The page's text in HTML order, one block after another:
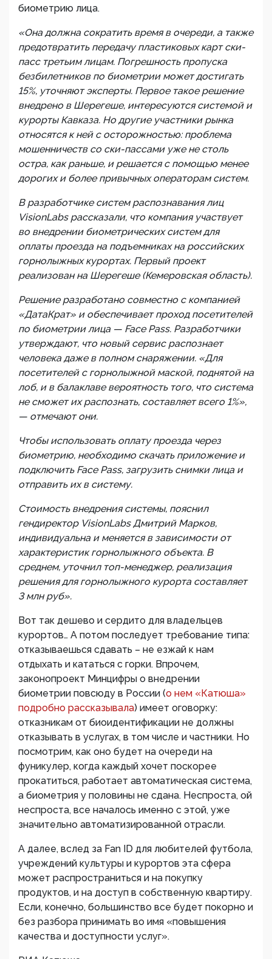
биометрию лица.
«Она должна сократить время в очереди, а также
предотвратить передачу пластиковых карт ски-
пасс третьим лицам. Погрешность пропуска
безбилетников по биометрии может достигать
15%, уточняют эксперты. Первое такое решение
внедрено в Шерегеше, интересуются системой и
курорты Кавказа. Но другие участники рынка
относятся к ней с осторожностью: проблема
мошенничеств со ски-пассами уже не столь
остра, как раньше, и решается с помощью менее
дорогих и более привычных операторам систем.
В разработчике систем распознавания лиц
VisionLabs рассказали, что компания участвует
во внедрении биометрических систем для
оплаты проезда на подъемниках на российских
горнолыжных курортах. Первый проект
реализован на Шерегеше (Кемеровская область).
Решение разработано совместно с компанией
«ДатаКрат» и обеспечивает проход посетителей
по биометрии лица — Face Pass. Разработчики
утверждают, что новый сервис распознает
человека даже в полном снаряжении. «Для
посетителей с горнолыжной маской, поднятой на
лоб, и в балаклаве вероятность того, что система
не сможет их распознать, составляет всего 1%»,
— отмечают они.
Чтобы использовать оплату проезда через
биометрию, необходимо скачать приложение и
подключить Face Pass, загрузить снимки лица и
отправить их в систему.
Стоимость внедрения системы, пояснил
гендиректор VisionLabs Дмитрий Марков,
индивидуальна и меняется в зависимости от
характеристик горнолыжного объекта. В
среднем, уточнил топ-менеджер, реализация
решения для горнолыжного курорта составляет
3 млн руб».
Вот так дешево и сердито для владельцев
курортов… А потом последует требование типа:
отказываешься сдавать – не езжай к нам
отдыхать и кататься с горки. Впрочем,
законопроект Минцифры о внедрении
биометрии повсюду в России (о нем «Катюша»
подробно рассказывала) имеет оговорку:
отказникам от биоидентификации не должны
отказывать в услугах, в том числе и частники. Но
посмотрим, как оно будет на очереди на
фуникулер, когда каждый хочет поскорее
прокатиться, работает автоматическая система,
а биометрия у половины не сдана. Неспроста, ой
неспроста, все началось именно с этой, уже
значительно автоматизированной отрасли.
А далее, вслед за Fan ID для любителей футбола,
учреждений культуры и курортов эта сфера
может распространиться и на покупку
продуктов, и на доступ в собственную квартиру.
Если, конечно, большинство все будет покорно и
без разбора принимать во имя «повышения
качества и доступности услуг».